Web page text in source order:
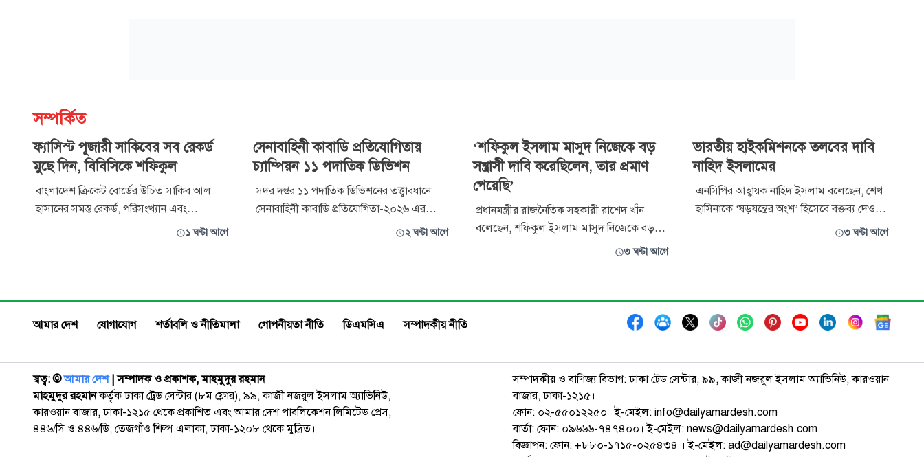
সম্পর্কিত
ফ্যাসিস্ট পূজারী সাকিবের সব রেকর্ড
মুছে দিন, বিবিসিকে শফিকুল
বাংলাদেশ ক্রিকেট বোর্ডের উচিত সাকিব আল
হাসানের সমস্ত রেকর্ড, পরিসংখ্যান এবং
মাইলফলক মুছে ফেলা। যে ক্রিকেটার প্রকাশ্যে
রেকর্ড মুছে ফেলা হলে আমাদের ক্রিকেট মোটেও
১ ঘণ্টা আগে
সেনাবাহিনী কাবাডি প্রতিযোগিতায়
চ্যাম্পিয়ন ১১ পদাতিক ডিভিশন
সদর দপ্তর ১১ পদাতিক ডিভিশনের তত্ত্বাবধানে
সেনাবাহিনী কাবাডি প্রতিযোগিতা-২০২৬ এর
সমাপনী ও পুরস্কার বিতরণী অনুষ্ঠান সমাপ্ত
(এজি) মেজর জেনারেল মোহা. হোসাইন আল
মোরশেদ,
২ ঘণ্টা আগে
‘শফিকুল ইসলাম মাসুদ নিজেকে বড়
সন্ত্রাসী দাবি করেছিলেন, তার প্রমাণ
পেয়েছি’
প্রধানমন্ত্রীর রাজনৈতিক সহকারী রাশেদ খাঁন
বলেছেন, শফিকুল ইসলাম মাসুদ নিজেকে বড়
সন্ত্রাসী দাবি করেছিলেন, আমরা তার প্রমাণ
কথা বলেন।
৩ ঘণ্টা আগে
ভারতীয় হাইকমিশনকে তলবের দাবি
নাহিদ ইসলামের
এনসিপির আহ্বায়ক নাহিদ ইসলাম বলেছেন, শেখ
হাসিনাকে ‘ষড়যন্ত্রের অংশ’ হিসেবে বক্তব্য দেওয়ার
সুযোগ দেওয়া হয়েছে বলে যে অভিযোগ উঠেছে,
৩ ঘণ্টা আগে
আমার দেশ যোগাযোগ শর্তাবলি ও নীতিমালা গোপনীয়তা নীতি ডিএমসিএ সম্পাদকীয় নীতি
স্বত্ব: ©️আমার দেশ| সম্পাদক ও প্রকাশক, মাহমুদুর রহমান
মাহমুদুর রহমানকর্তৃক ঢাকা ট্রেড সেন্টার (৮ম ফ্লোর), ৯৯, কাজী নজরুল ইসলাম অ্যাভিনিউ,
কারওয়ান বাজার, ঢাকা-১২১৫ থেকে প্রকাশিত এবং আমার দেশ পাবলিকেশন লিমিটেড প্রেস,
৪৪৬/সি ও ৪৪৬/ডি, তেজগাঁও শিল্প এলাকা, ঢাকা-১২০৮ থেকে মুদ্রিত।
সম্পাদকীয় ও বাণিজ্য বিভাগ: ঢাকা ট্রেড সেন্টার, ৯৯, কাজী নজরুল ইসলাম অ্যাভিনিউ, কারওয়ান
বাজার, ঢাকা-১২১৫।
ফোন: ০২-৫৫০১২২৫০। ই-মেইল: info@dailyamardesh.com
বার্তা: ফোন: ০৯৬৬৬-৭৪৭৪০০। ই-মেইল: news@dailyamardesh.com
বিজ্ঞাপন: ফোন: +৮৮০-১৭১৫-০২৫৪৩৪ । ই-মেইল: ad@dailyamardesh.com